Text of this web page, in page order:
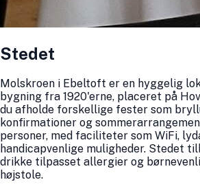
Stedet
Molskroen i Ebeltoft er en hyggelig
bygning fra 1920'erne, placeret på
du afholde forskellige fester som
konfirmationer og
personer, med faciliteter som WiFi,
handicapvenlige muligheder. Stedet
drikke tilpasset allergier og
højstole.